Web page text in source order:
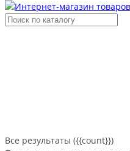
Все результаты ({{count}})